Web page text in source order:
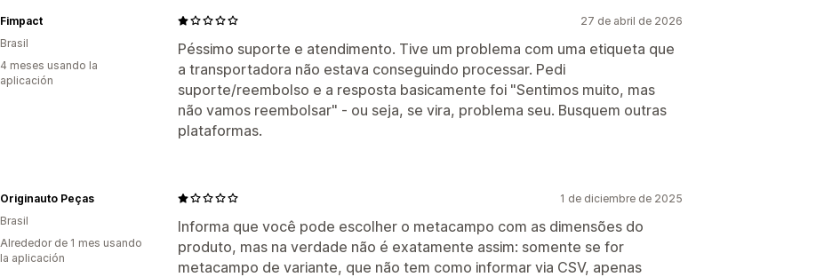
27 de abril de 2026
Péssimo suporte e atendimento. Tive um problema com uma etiqueta que
a transportadora não estava conseguindo processar. Pedi
suporte/reembolso e a resposta basicamente foi "Sentimos muito, mas
não vamos reembolsar" - ou seja, se vira, problema seu. Busquem outras
plataformas.
Fimpact
Brasil
4 meses usando la
aplicación
1 de diciembre de 2025
Informa que você pode escolher o metacampo com as dimensões do
produto, mas na verdade não é exatamente assim: somente se for
metacampo de variante, que não tem como informar via CSV, apenas
Originauto Peças
Brasil
Alrededor de 1 mes usando
la aplicación